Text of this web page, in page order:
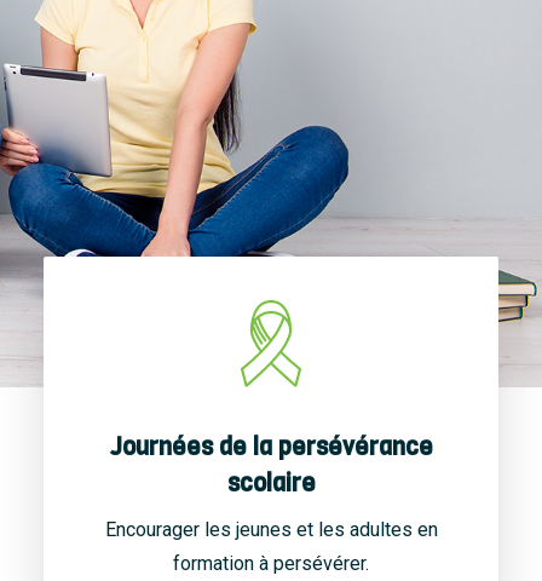
Nous joindre
Journées de la persévérance
scolaire
Encourager les jeunes et les adultes en
formation à persévérer.